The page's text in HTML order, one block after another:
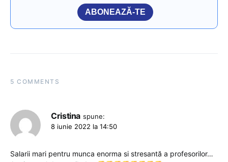
ABONEAZĂ-TE
5 COMMENTS
Cristina spune:
8 iunie 2022 la 14:50
Salarii mari pentru munca enorma si stresantă a profesorilor…